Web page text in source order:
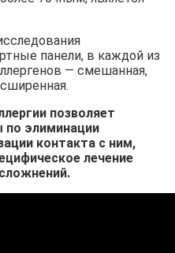
панели, в каждой из
— смешанная,
позволяет
по элиминации
контакта с ним,
лечение